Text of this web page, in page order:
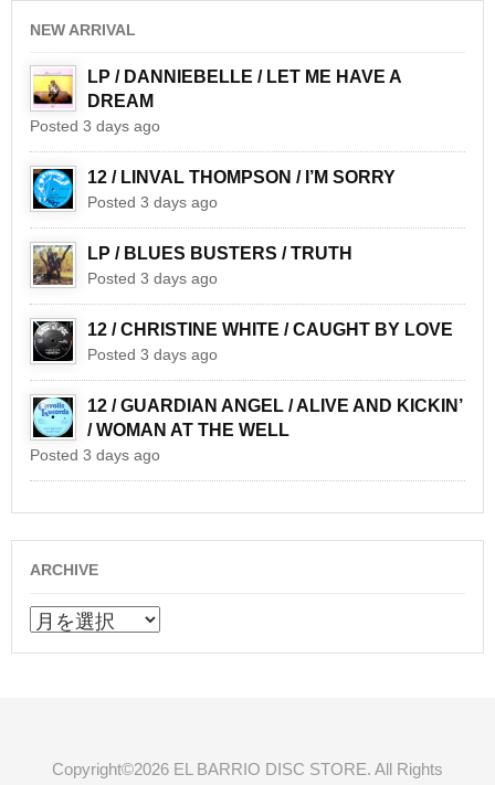
NEW ARRIVAL
LP / DANNIEBELLE / LET ME HAVE A
DREAM
Posted 3 days ago
12 / LINVAL THOMPSON / I’M SORRY
Posted 3 days ago
LP / BLUES BUSTERS / TRUTH
Posted 3 days ago
12 / CHRISTINE WHITE / CAUGHT BY LOVE
Posted 3 days ago
12 / GUARDIAN ANGEL / ALIVE AND KICKIN’
/ WOMAN AT THE WELL
Posted 3 days ago
ARCHIVE
ARCHIVE
Copyright©2026 EL BARRIO DISC STORE. All Rights